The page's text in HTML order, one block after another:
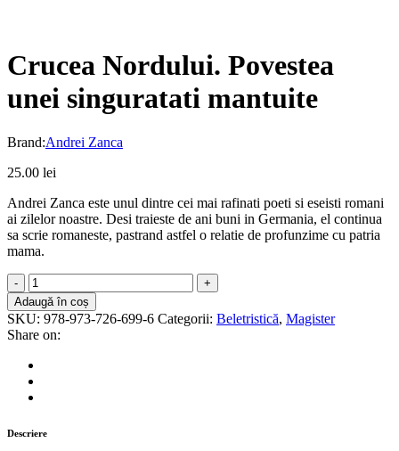
Crucea Nordului. Povestea
unei singuratati mantuite
Brand:Andrei Zanca
25.00 lei
Andrei Zanca este unul dintre cei mai rafinati poeti si eseisti romani
ai zilelor noastre. Desi traieste de ani buni in Germania, el continua
sa scrie romaneste, pastrand astfel o relatie de profunzime cu patria
mama.
Crucea
Nordului.
Povestea
unei
singuratati
mantuite
quantity
Adaugă în coș
SKU: 978-973-726-699-6 Categorii: Beletristică, Magister
Share on:
Descriere